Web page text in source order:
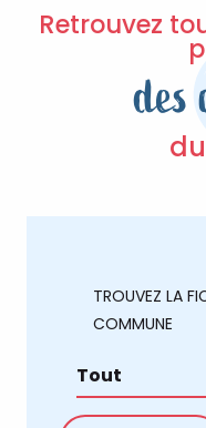
Retrouvez
des
TROUVEZ LA
COMMUNE